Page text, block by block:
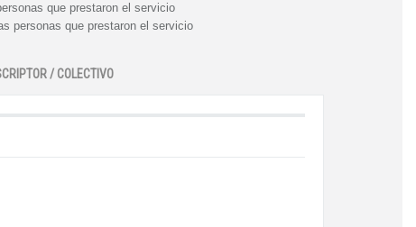
que prestaron el servicio
personas que prestaron el servicio
/ COLECTIVO